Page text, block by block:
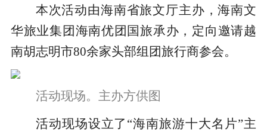
本次活动由海南省旅文厅主办，海南文
华旅业集团海南优团国旅承办，定向邀请越
南胡志明市80余家头部组团旅行商参会。
活动现场。主办方供图
活动现场设立了“海南旅游十大名片”主